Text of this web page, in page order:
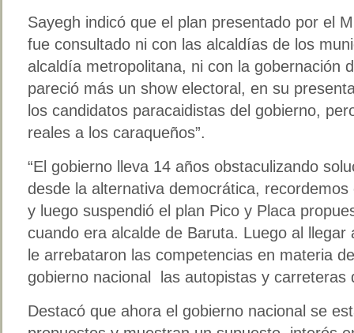
Sayegh indicó que el plan presentado por el
fue consultado ni con las alcaldías de los
alcaldía metropolitana, ni con la gobernación
pareció más un show electoral, en su
los candidatos paracaidistas del gobierno,
reales a los caraqueños”.
“El gobierno lleva 14 años obstaculizando
desde la alternativa democrática,
y luego suspendió el plan Pico y Placa
cuando era alcalde de Baruta. Luego al
le arrebataron las competencias en materia
gobierno nacional las autopistas y carreteras
Destacó que ahora el gobierno nacional se